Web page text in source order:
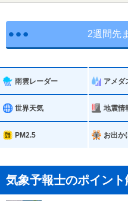
2週間先
雨雲レーダー アメダ
世界天気 地震情
PM2.5 お出か
気象予報士のポイント